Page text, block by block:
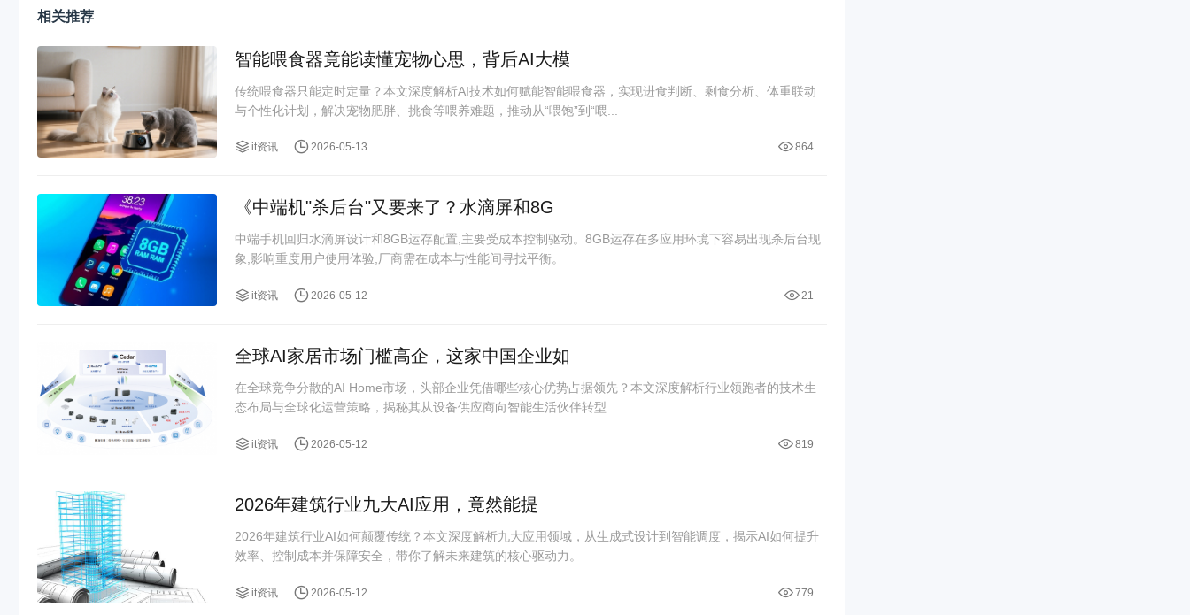
相关推荐
智能喂食器竟能读懂宠物心思，背后AI大模
传统喂食器只能定时定量？本文深度解析AI技术如何赋能智能喂食器，实现进食判断、剩食分析、体重联动
与个性化计划，解决宠物肥胖、挑食等喂养难题，推动从“喂饱”到“喂...
it资讯 2026-05-13 864
《中端机"杀后台"又要来了？水滴屏和8G
中端手机回归水滴屏设计和8GB运存配置,主要受成本控制驱动。8GB运存在多应用环境下容易出现杀后台现
象,影响重度用户使用体验,厂商需在成本与性能间寻找平衡。
it资讯 2026-05-12 21
全球AI家居市场门槛高企，这家中国企业如
在全球竞争分散的AI Home市场，头部企业凭借哪些核心优势占据领先？本文深度解析行业领跑者的技术生
态布局与全球化运营策略，揭秘其从设备供应商向智能生活伙伴转型...
it资讯 2026-05-12 819
2026年建筑行业九大AI应用，竟然能提
2026年建筑行业AI如何颠覆传统？本文深度解析九大应用领域，从生成式设计到智能调度，揭示AI如何提升
效率、控制成本并保障安全，带你了解未来建筑的核心驱动力。
it资讯 2026-05-12 779